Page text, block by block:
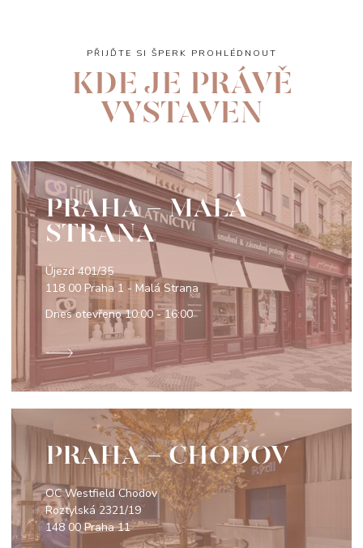
PŘIJĎTE SI ŠPERK PROHLÉDNOUT
KDE JE PRÁVĚ
VYSTAVEN
PRAHA - MALÁ
STRANA
Újezd 401/35
118 00 Praha 1 - Malá Strana
Dnes otevřeno10:00 - 16:00
PRAHA - CHODOV
OC Westfield Chodov
Roztylská 2321/19
148 00 Praha 11